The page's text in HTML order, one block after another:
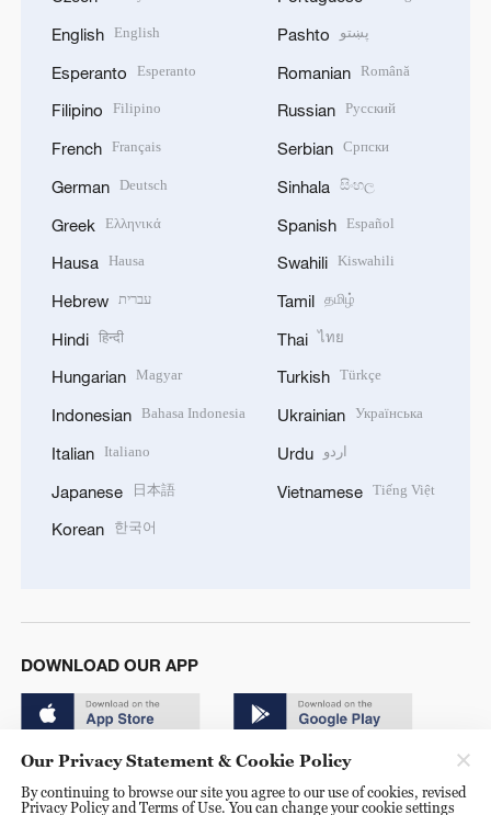
English English
Esperanto Esperanto
Filipino Filipino
French Français
German Deutsch
Greek Ελληνικά
Hausa Hausa
Hebrew עברית
Hindi हिन्दी
Hungarian Magyar
Indonesian Bahasa Indonesia
Italian Italiano
Japanese 日本語
Korean 한국어
Pashto پښتو
Romanian Română
Russian Русский
Serbian Српски
Sinhala සිංහල
Spanish Español
Swahili Kiswahili
Tamil தமிழ்
Thai ไทย
Turkish Türkçe
Ukrainian Українська
Urdu اردو
Vietnamese Tiếng Việt
DOWNLOAD OUR APP
Our Privacy Statement & Cookie Policy
By continuing to browse our site you agree to our use of cookies, revised
Privacy Policy and Terms of Use. You can change your cookie settings